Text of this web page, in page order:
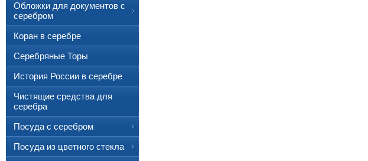
Обложки для документов с
серебром
Коран в серебре
Серебряные Торы
История России в серебре
Чистящие средства для
серебра
Посуда с серебром
Посуда из цветного стекла